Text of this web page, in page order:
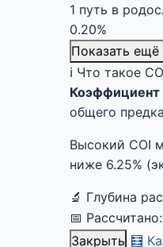
1 путь в
0.20%
Показать ещё
ℹ️ Что такое
Коэффициент
общего
Высокий COI
ниже 6.25%
🔬 Глубина
📅
Закрыть 🧮